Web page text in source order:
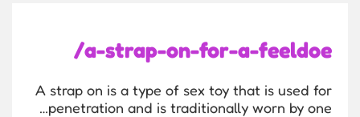
a-strap-on-for-a-feeldoe/
A strap on is a type of sex toy that is used for
penetration and is traditionally worn by one…